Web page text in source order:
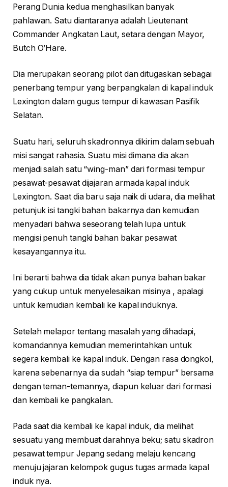
Perang Dunia kedua menghasilkan banyak
pahlawan. Satu diantaranya adalah Lieutenant
Commander Angkatan Laut, setara dengan Mayor,
Butch O’Hare.
Dia merupakan seorang pilot dan ditugaskan sebagai
penerbang tempur yang berpangkalan di kapal induk
Lexington dalam gugus tempur di kawasan Pasifik
Selatan.
Suatu hari, seluruh skadronnya dikirim dalam sebuah
misi sangat rahasia. Suatu misi dimana dia akan
menjadi salah satu “wing-man” dari formasi tempur
pesawat-pesawat dijajaran armada kapal induk
Lexington. Saat dia baru saja naik di udara, dia melihat
petunjuk isi tangki bahan bakarnya dan kemudian
menyadari bahwa seseorang telah lupa untuk
mengisi penuh tangki bahan bakar pesawat
kesayangannya itu.
Ini berarti bahwa dia tidak akan punya bahan bakar
yang cukup untuk menyelesaikan misinya , apalagi
untuk kemudian kembali ke kapal induknya.
Setelah melapor tentang masalah yang dihadapi,
komandannya kemudian memerintahkan untuk
segera kembali ke kapal induk. Dengan rasa dongkol,
karena sebenarnya dia sudah “siap tempur” bersama
dengan teman-temannya, diapun keluar dari formasi
dan kembali ke pangkalan.
Pada saat dia kembali ke kapal induk, dia melihat
sesuatu yang membuat darahnya beku; satu skadron
pesawat tempur Jepang sedang melaju kencang
menuju jajaran kelompok gugus tugas armada kapal
induk nya.